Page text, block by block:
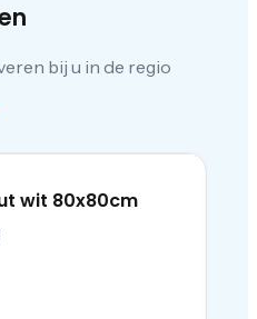
bij u in de regio
wit 80x80cm